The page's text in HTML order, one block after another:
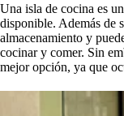
Una isla de cocina es
disponible. Además de
almacenamiento y
cocinar y comer. Sin
mejor opción, ya que